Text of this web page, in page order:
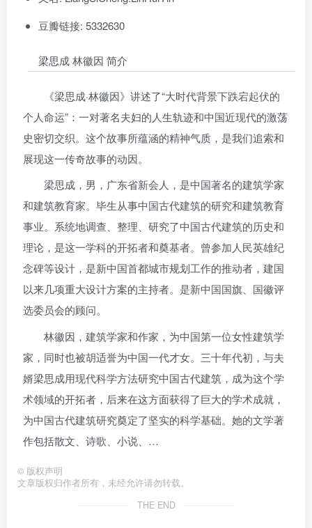
豆瓣链接: 5332630
梁思成 林徽因 简介
《梁思成·林徽因》讲述了“大时代背景下跌宕起伏的
个人命运”：一对著名夫妇的人生轨迹和中国近现代的激荡
史密切交织。这个故事所蕴涵的精神气质，是我们追索和
展现这一传奇故事的动因。
梁思成，男，广东省新会人，是中国著名的建筑学家
和建筑教育家。毕生从事中国古代建筑的研究和建筑教育
事业。系统地调查、整理、研究了中国古代建筑的历史和
理论，是这一学科的开拓者和奠基者。曾参加人民英雄纪
念碑等设计，是新中国首都城市规划工作的推动者，建国
以来几项重大设计方案的主持者。是新中国国旗、国徽评
选委员会的顾问。
林徽因，建筑学家和作家，为中国第一位女性建筑学
家，同时也被胡适誉为中国一代才女。三十年代初，与夫
婿梁思成用现代科学方法研究中国古代建筑，成为这个学
术领域的开拓者，后来在这方面获得了巨大的学术成就，
为中国古代建筑研究奠定了坚实的科学基础。她的文学著
作包括散文、诗歌、小说、…
© 版权声明
文章版权归作者所有，未经允许请勿转载。
THE END